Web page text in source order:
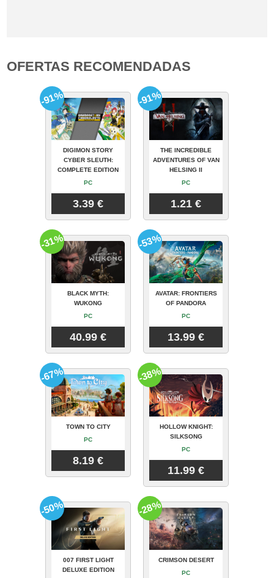
OFERTAS RECOMENDADAS
DIGIMON STORY
CYBER SLEUTH:
COMPLETE EDITION
PC
3.39 €
-91%
THE INCREDIBLE
ADVENTURES OF VAN
HELSING II
PC
1.21 €
-91%
BLACK MYTH:
WUKONG
PC
40.99 €
-31%
AVATAR: FRONTIERS
OF PANDORA
PC
13.99 €
-53%
TOWN TO CITY
PC
8.19 €
-67%
HOLLOW KNIGHT:
SILKSONG
PC
11.99 €
-38%
007 FIRST LIGHT
DELUXE EDITION
-50%
CRIMSON DESERT
PC
-28%